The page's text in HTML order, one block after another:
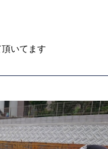
いてます